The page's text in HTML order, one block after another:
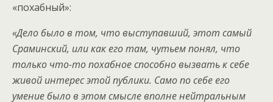
«похабный»:
«Дело было в том, что выступавший, этот самый
Сраминский, или как его там, чутьем понял, что
только что-то похабное способно вызвать к себе
живой интерес этой публики. Само по себе его
умение было в этом смысле вполне нейтральным